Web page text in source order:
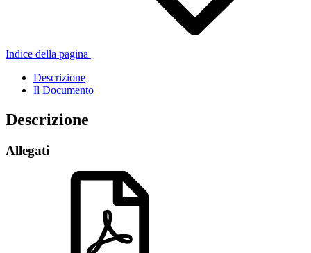
Indice della pagina
Descrizione
Il Documento
Descrizione
Allegati